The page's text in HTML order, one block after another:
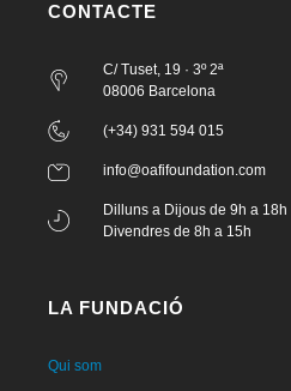
CONTACTE
C/ Tuset, 19 · 3º 2ª
08006 Barcelona
(+34) 931 594 015
info@oafifoundation.com
Dilluns a Dijous de 9h a 18h
Divendres de 8h a 15h
LA FUNDACIÓ
Qui som